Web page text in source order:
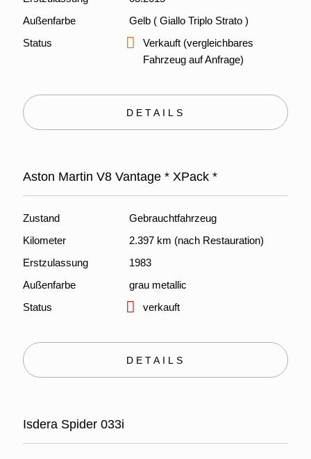
Außenfarbe
Gelb ( Giallo Triplo Strato )
Status
Verkauft (vergleichbares
Fahrzeug auf Anfrage)
DETAILS
Aston Martin V8 Vantage * XPack *
Zustand
Gebrauchtfahrzeug
Kilometer
2.397 km (nach Restauration)
Erstzulassung
1983
Außenfarbe
grau metallic
Status
verkauft
DETAILS
Isdera Spider 033i